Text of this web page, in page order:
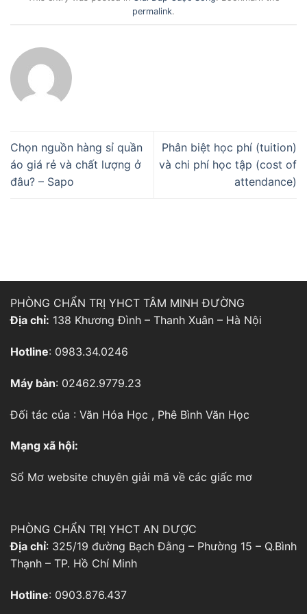
permalink.
Chọn nguồn hàng sỉ quần
áo giá rẻ và chất lượng ở
đâu? – Sapo
Phân biệt học phí (tuition)
và chi phí học tập (cost of
attendance)
PHÒNG CHẨN TRỊ YHCT TÂM MINH ĐƯỜNG
Địa chỉ: 138 Khương Đình – Thanh Xuân – Hà Nội
Hotline: 0983.34.0246
Máy bàn: 02462.9779.23
Đối tác của : Văn Hóa Học , Phê Bình Văn Học
Mạng xã hội:
Sổ Mơ website chuyên giải mã về các giấc mơ
PHÒNG CHẨN TRỊ YHCT AN DƯỢC
Địa chỉ: 325/19 đường Bạch Đằng – Phường 15 – Q.Bình
Thạnh – TP. Hồ Chí Minh
Hotline: 0903.876.437